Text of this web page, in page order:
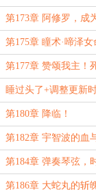
第173章 阿修罗，成
刀吧
第175章 瞳术·啼泽女
第177章 赞颂我主！
生！
睡过头了+调整更新
第180章 降临！
第182章 宇智波的血
了
第184章 弹奏琴弦，
第186章 大蛇丸的斩